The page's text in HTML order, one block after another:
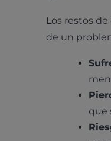
Los restos
de un
que